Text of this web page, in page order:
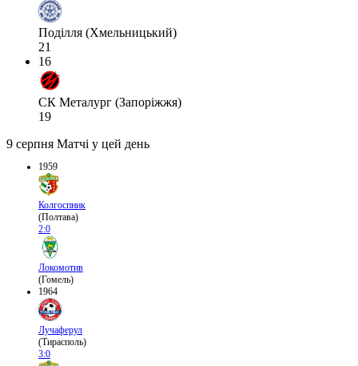
Поділля (Хмельницький)
21
16
СК Металург (Запоріжжя)
19
9 серпня Матчі у цей день
1959
Колгоспник
(Полтава)
2:0
Локомотив
(Гомель)
1964
Лучаферул
(Тирасполь)
3:0